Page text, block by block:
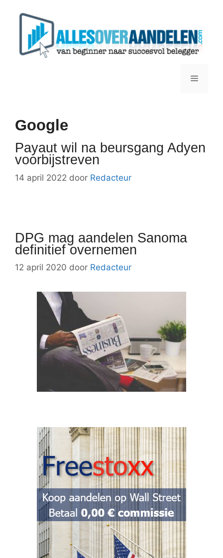
Menu
Google
Payaut wil na beursgang Adyen
voorbijstreven
14 april 2022 door Redacteur
DPG mag aandelen Sanoma
definitief overnemen
12 april 2020 door Redacteur